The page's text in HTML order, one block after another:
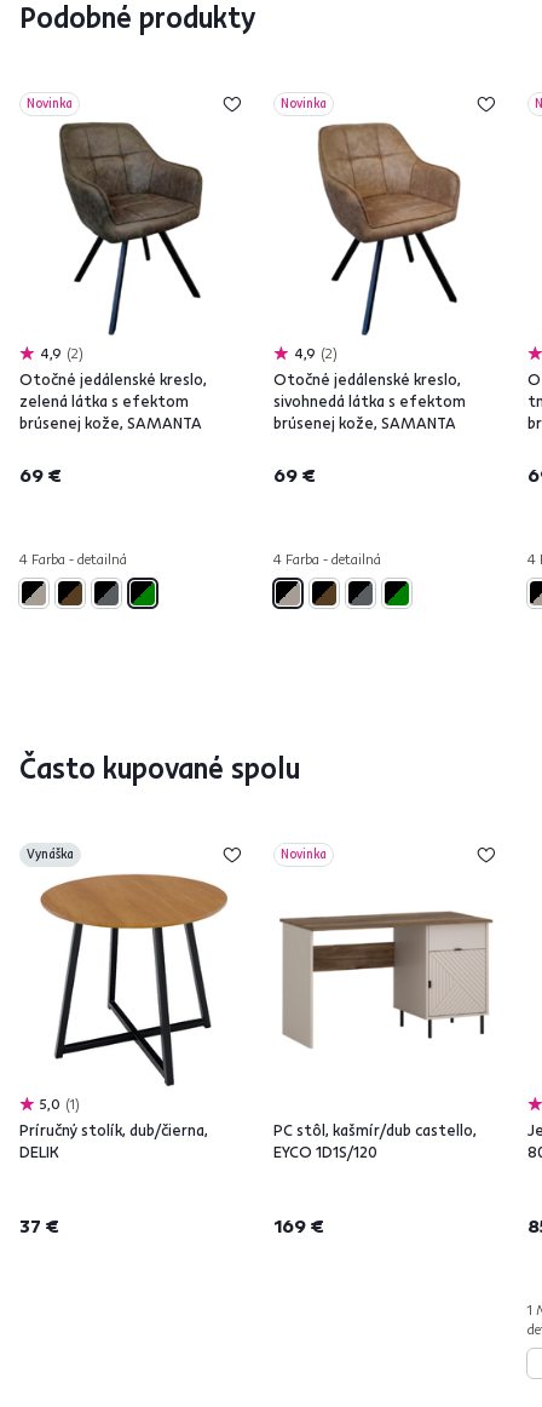
Podobné produkty
Novinka
4,9 2
Otočné jedálenské kreslo,
zelená látka s efektom
brúsenej kože, SAMANTA
69 €
4 Farba - detailná
Novinka
4,9 2
Otočné jedálenské kreslo,
sivohnedá látka s efektom
brúsenej kože, SAMANTA
69 €
4 Farba - detailná 4
Často kupované spolu
Vynáška
5,0 1
Príručný stolík, dub/čierna,
DELIK
37 €
Novinka
PC stôl, kašmír/dub castello,
EYCO 1D1S/120
169 €
1